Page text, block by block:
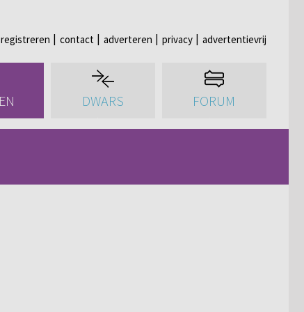
registreren contact adverteren privacy advertentievrij
DWARS FORUM